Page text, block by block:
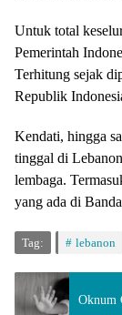
Untuk total
Pemerintah
Terhitung sejak
Republik
Kendati, hingga
tinggal di
lembaga.
yang ada di
Tag: lebanon
Oknum